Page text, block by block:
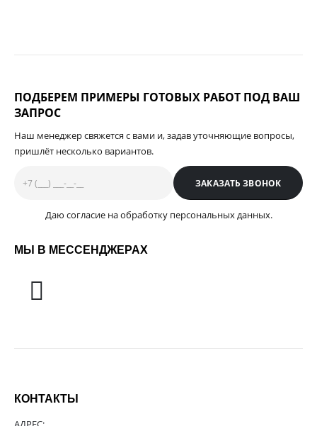
ПОДБЕРЕМ ПРИМЕРЫ ГОТОВЫХ РАБОТ ПОД ВАШ
ЗАПРОС
Наш менеджер свяжется с вами и, задав уточняющие вопросы,
пришлёт несколько вариантов.
Даю согласие на обработку персональных данных.
МЫ В МЕССЕНДЖЕРАХ
КОНТАКТЫ